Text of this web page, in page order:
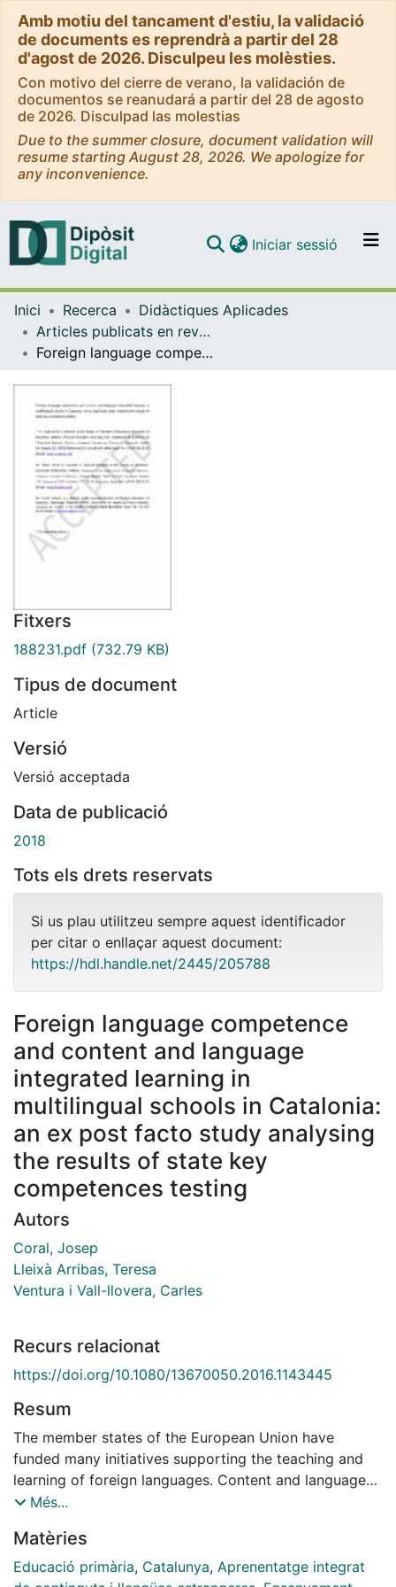
Amb motiu del tancament d'estiu, la validació
de documents es reprendrà a partir del 28
d'agost de 2026. Disculpeu les molèsties.
Con motivo del cierre de verano, la validación de
documentos se reanudará a partir del 28 de agosto
de 2026. Disculpad las molestias
Due to the summer closure, document validation will
resume starting August 28, 2026. We apologize for
any inconvenience.
Navega per tot el DD
Iniciar sessió (current)
Inici Recerca
Didàctiques Aplicades
Articles publicats en revistes (Didàctiques Aplicades)
Foreign language competence and content and language integrated learning in multilingual schools in Catalonia: an ex post facto study analysing the results of state key competences testing
Fitxers
188231.pdf (732.79 KB)
Tipus de document
Article
Versió
Versió acceptada
Data de publicació
2018
Tots els drets reservats
Si us plau utilitzeu sempre aquest identificador
per citar o enllaçar aquest document:
https://hdl.handle.net/2445/205788
Foreign language competence
and content and language
integrated learning in
multilingual schools in Catalonia:
an ex post facto study analysing
the results of state key
competences testing
Autors
Coral, Josep
Lleixà Arribas, Teresa
Ventura i Vall-llovera, Carles
Recurs relacionat
https://doi.org/10.1080/13670050.2016.1143445
Resum
The member states of the European Union have
funded many initiatives supporting the teaching and
learning of foreign languages. Content and language
integrated learning is one of the experimental
Catalonia, in the north-east of Spain. The aims of this
study are to analyse the results achieved by students
Més...
Matèries
Educació primària, Catalunya, Aprenentatge integrat